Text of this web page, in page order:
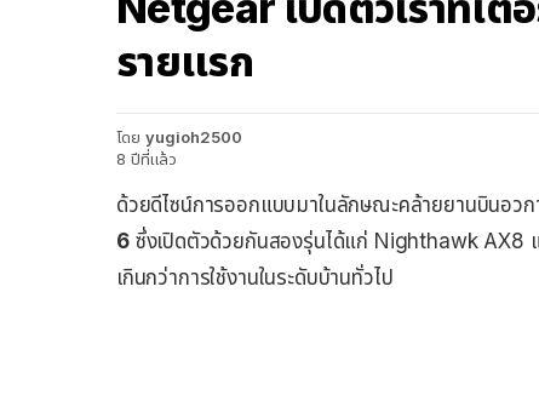
รายแรก
โดย yugioh2500
8 ปีที่แล้ว
ด้วยดีไซน์การออกแบบมาในลักษณะคล้ายยานบินอว
6ซึ่งเปิดตัวด้วยกันสองรุ่นได้แก่ Nighthawk AX8
เกินกว่าการใช้งานในระดับบ้านทั่วไป